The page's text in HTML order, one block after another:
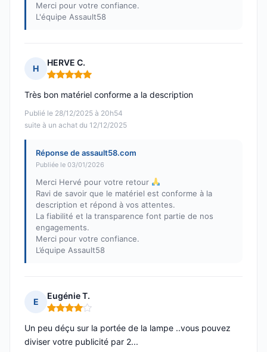
Merci pour votre confiance.
L'équipe Assault58
H
HERVE C.
Note : 5 sur 5
Publié le 28/12/2025 à 20h54
suite à un achat du 12/12/2025
Très bon matériel conforme a la description
Réponse de assault58.com
Publiée le 03/01/2026
Merci Hervé pour votre retour
Ravi de savoir que le matériel est conforme à la
description et répond à vos attentes.
La fiabilité et la transparence font partie de nos
engagements.
Merci pour votre confiance.
L’équipe Assault58
E
Eugénie T.
Note : 4 sur 5
Un peu déçu sur la portée de la lampe ..vous pouvez
diviser votre publicité par 2...